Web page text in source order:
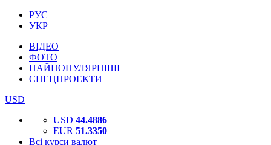
РУС
УКР
ВІДЕО
ФОТО
НАЙПОПУЛЯРНІШІ
СПЕЦПРОЕКТИ
USD
USD 44.4886
EUR 51.3350
Всі курси валют